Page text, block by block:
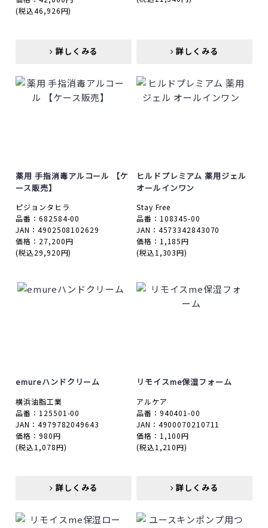
詳しくみる 詳しくみる
(税込46,926円)
詳しくみる 詳しくみる
薬用 手指消毒アルコール 【ケ
ース販売】
ピジョンタヒラ
品番：682584-00
JAN：4902508102629
価格：27,200円
(税込29,920円)
詳しくみる
ヒルドプレミアム 薬用ジェル
オールインワン
Stay Free
品番：108345-00
JAN：4573342843070
価格：1,185円
(税込1,303円)
詳しくみる
emureハンドクリーム
横浜油脂工業
品番：125501-00
JAN：4979782049643
価格：980円
(税込1,078円)
詳しくみる
リモイスme保湿フォーム
アルケア
品番：940401-00
JAN：4900070210711
価格：1,100円
(税込1,210円)
詳しくみる